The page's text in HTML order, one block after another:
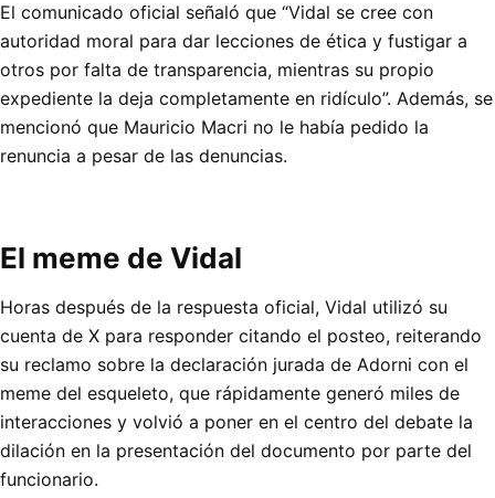
El comunicado oficial señaló que “Vidal se cree con
autoridad moral para dar lecciones de ética y fustigar a
otros por falta de transparencia, mientras su propio
expediente la deja completamente en ridículo”. Además, se
mencionó que Mauricio Macri no le había pedido la
renuncia a pesar de las denuncias.
El meme de Vidal
Horas después de la respuesta oficial, Vidal utilizó su
cuenta de X para responder citando el posteo, reiterando
su reclamo sobre la declaración jurada de Adorni con el
meme del esqueleto, que rápidamente generó miles de
interacciones y volvió a poner en el centro del debate la
dilación en la presentación del documento por parte del
funcionario.